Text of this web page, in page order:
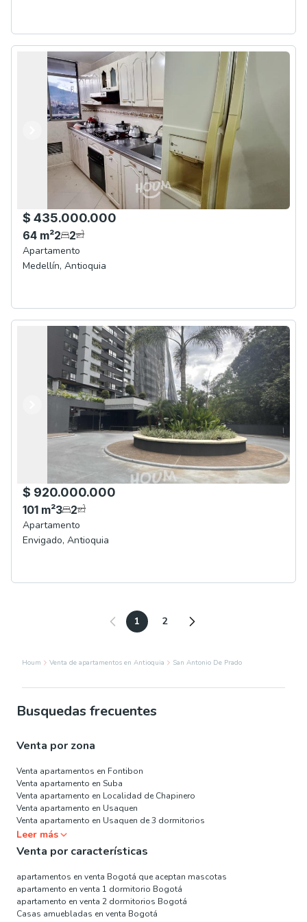
Anterior
Siguiente
$ 435.000.000
64 m²2 2
Apartamento
Medellín, Antioquia
Anterior
Siguiente
$ 920.000.000
101 m²3 2
Apartamento
Envigado, Antioquia
1 2
Houm Venta de apartamentos en Antioquia San Antonio De Prado
Busquedas frecuentes
Venta por zona
Venta apartamentos en Fontibon
Venta apartamento en Suba
Venta apartamento en Localidad de Chapinero
Venta apartamento en Usaquen
Venta apartamento en Usaquen de 3 dormitorios
Leer más
Venta por características
apartamentos en venta Bogotá que aceptan mascotas
apartamento en venta 1 dormitorio Bogotá
apartamento en venta 2 dormitorios Bogotá
Casas amuebladas en venta Bogotá